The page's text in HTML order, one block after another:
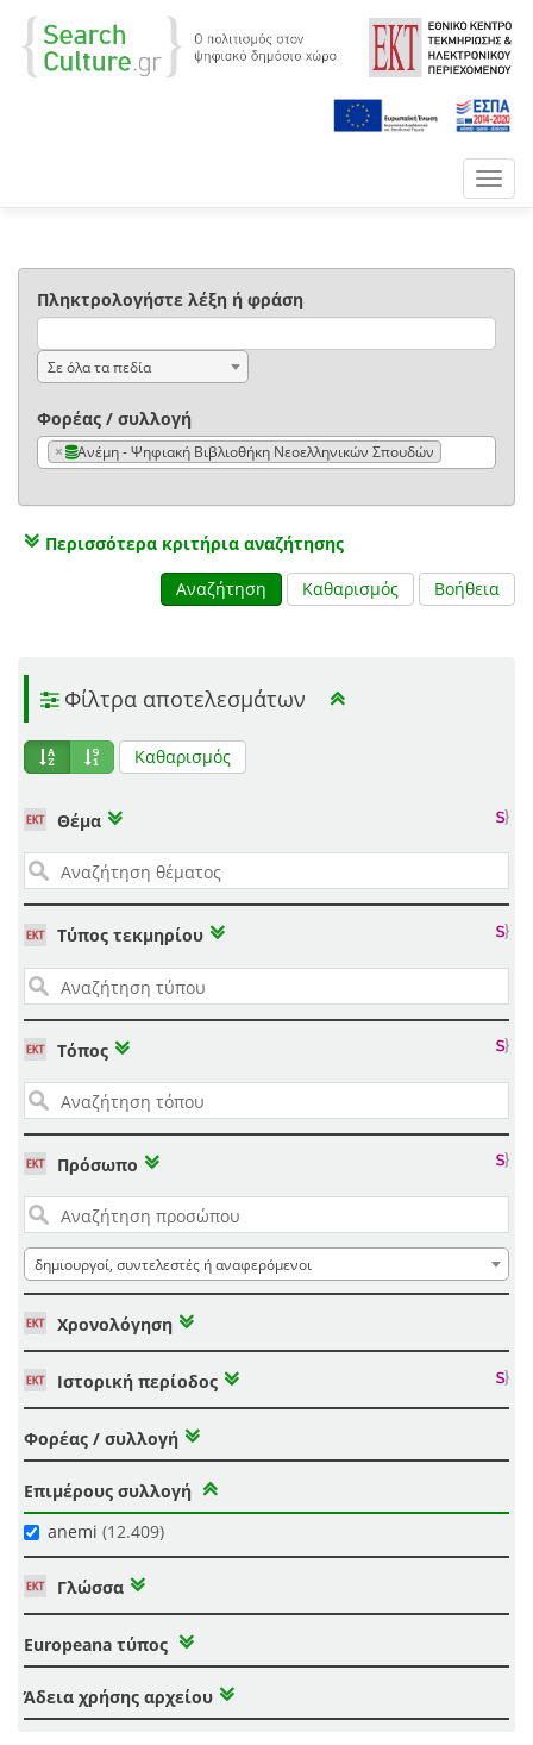
Πληκτρολογήστε λέξη ή φράση
Σε όλα τα πεδία
Φορέας / συλλογή
× Ανέμη - Ψηφιακή Βιβλιοθήκη Νεοελληνικών Σπουδών
Περισσότερα κριτήρια αναζήτησης
Αναζήτηση
Καθαρισμός Βοήθεια
Φίλτρα αποτελεσμάτων
Καθαρισμός
Θέμα
Τύπος τεκμηρίου
Τόπος
Πρόσωπο
δημιουργοί, συντελεστές ή αναφερόμενοι
Χρονολόγηση
Ιστορική περίοδος
Φορέας / συλλογή
Επιμέρους συλλογή
anemi (12.409)
Γλώσσα
Europeana τύπος
Άδεια χρήσης αρχείου